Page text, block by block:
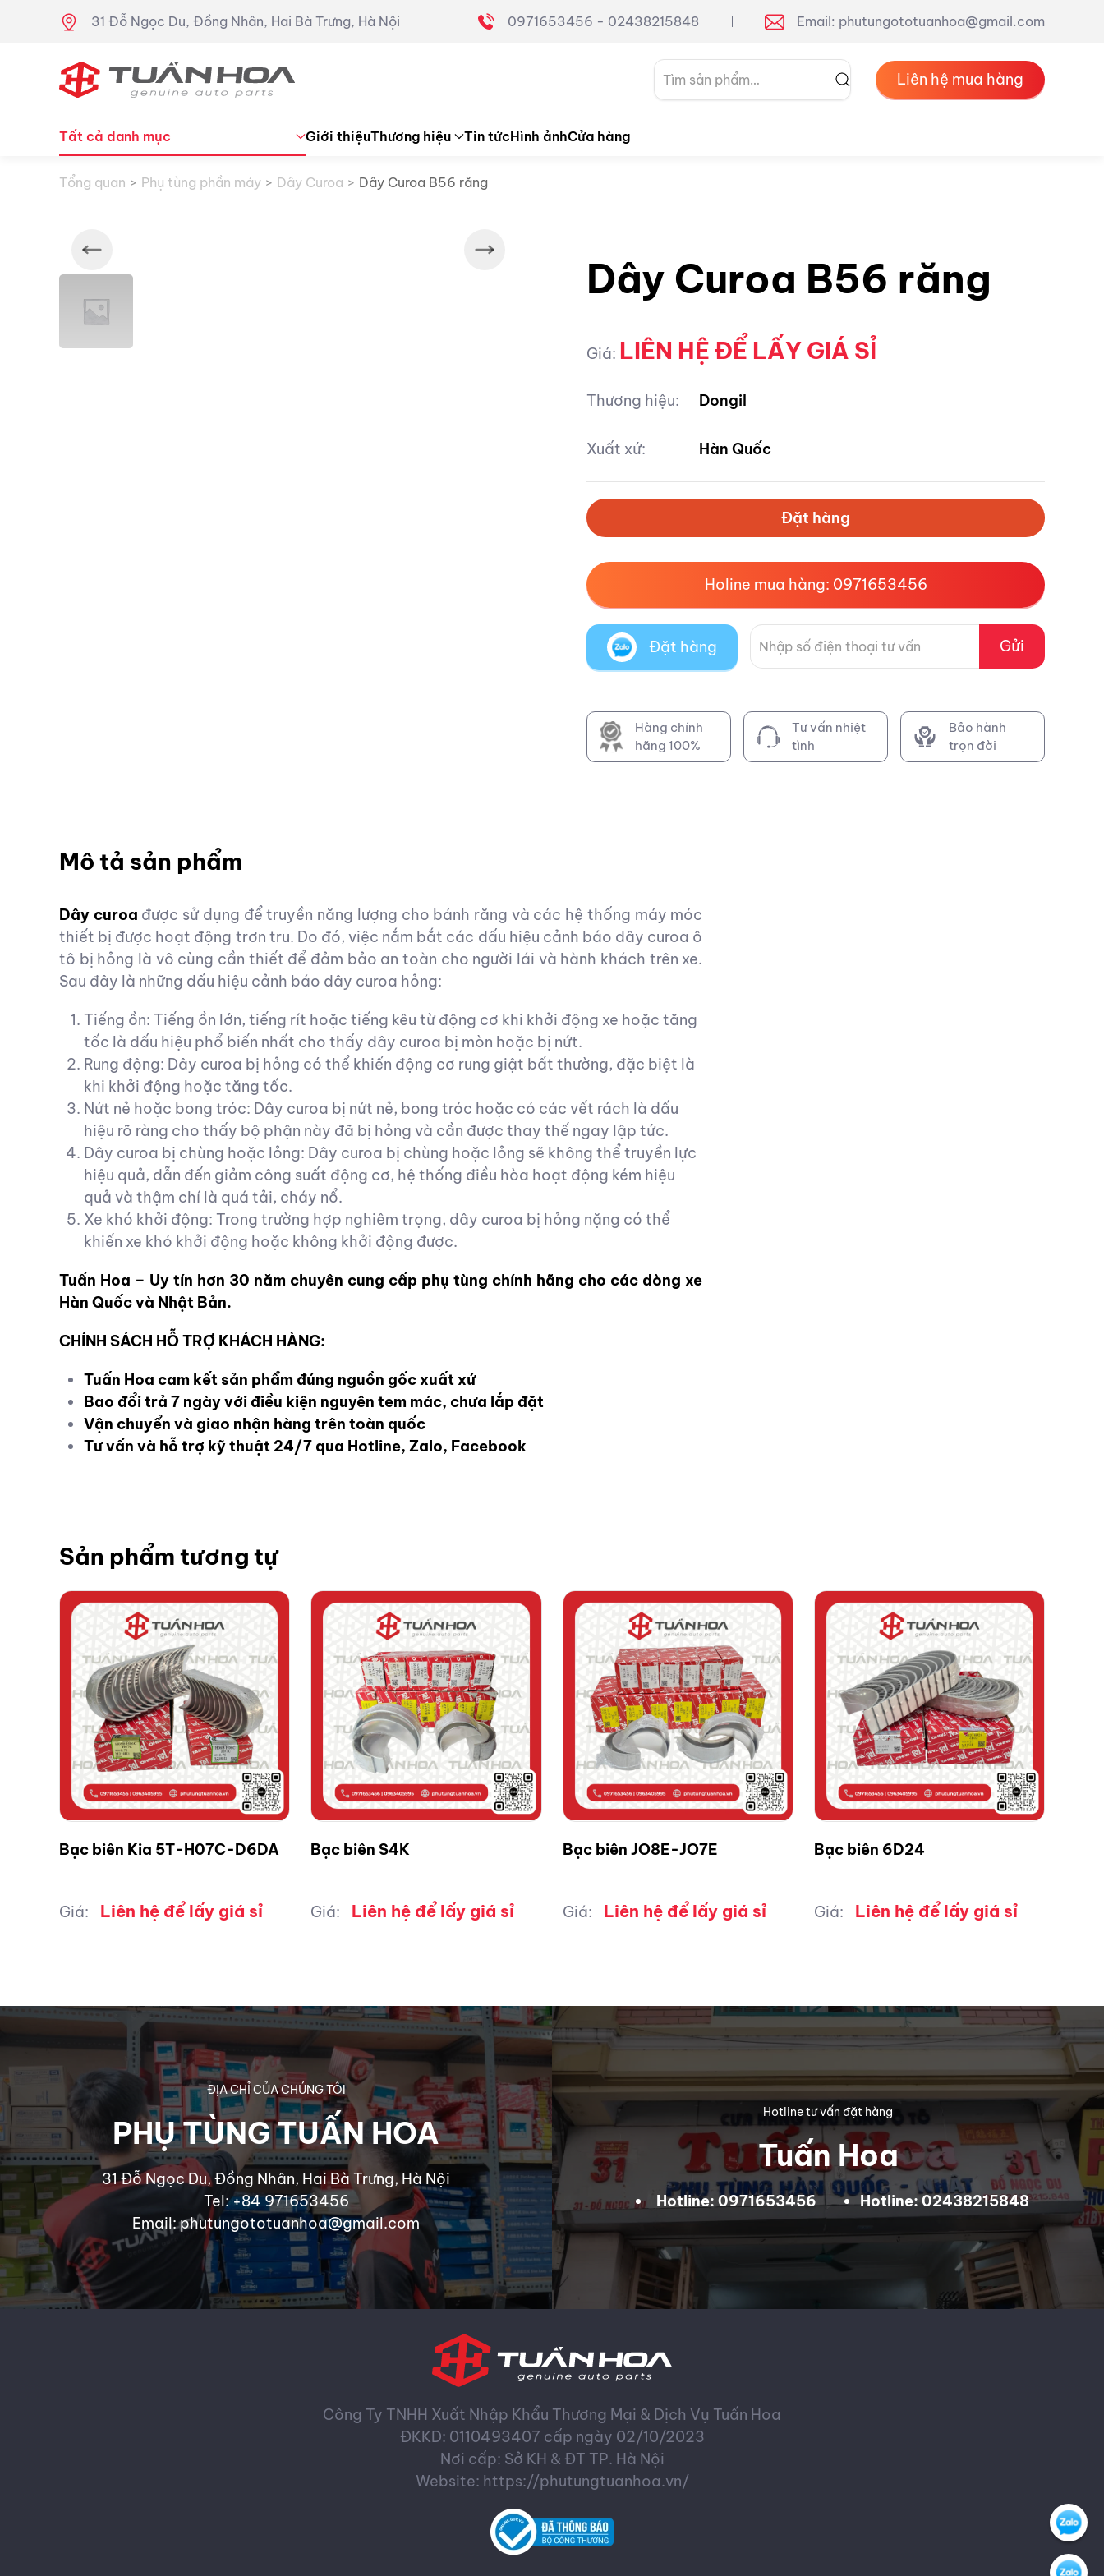
31 Đỗ Ngọc Du, Đồng Nhân, Hai Bà Trưng, Hà Nội 0971653456 - 02438215848 Email: phutungototuanhoa@gmail.com
Tìm
kiếm:
Liên hệ mua hàng
Tất cả danh mục Giới thiệuThương hiệu Tin tứcHình ảnhCửa hàng
Tổng quan Phụ tùng phần máy Dây Curoa Dây Curoa B56 răng
Dây Curoa B56 răng
Giá: LIÊN HỆ ĐỂ LẤY GIÁ SỈ
Thương hiệu: Dongil
Xuất xứ: Hàn Quốc
Đặt hàng
Holine mua hàng: 0971653456
Đặt hàng Gửi
Hàng chính
hãng 100%
Tư vấn nhiệt
tình
Bảo hành
trọn đời
Mô tả sản phẩm
Dây curoa được sử dụng để truyền năng lượng cho bánh răng và các hệ thống máy móc
thiết bị được hoạt động trơn tru. Do đó, việc nắm bắt các dấu hiệu cảnh báo dây curoa ô
tô bị hỏng là vô cùng cần thiết để đảm bảo an toàn cho người lái và hành khách trên xe.
Sau đây là những dấu hiệu cảnh báo dây curoa hỏng:
Tiếng ồn: Tiếng ồn lớn, tiếng rít hoặc tiếng kêu từ động cơ khi khởi động xe hoặc tăng
tốc là dấu hiệu phổ biến nhất cho thấy dây curoa bị mòn hoặc bị nứt.
Rung động: Dây curoa bị hỏng có thể khiến động cơ rung giật bất thường, đặc biệt là
khi khởi động hoặc tăng tốc.
Nứt nẻ hoặc bong tróc: Dây curoa bị nứt nẻ, bong tróc hoặc có các vết rách là dấu
hiệu rõ ràng cho thấy bộ phận này đã bị hỏng và cần được thay thế ngay lập tức.
Dây curoa bị chùng hoặc lỏng: Dây curoa bị chùng hoặc lỏng sẽ không thể truyền lực
hiệu quả, dẫn đến giảm công suất động cơ, hệ thống điều hòa hoạt động kém hiệu
quả và thậm chí là quá tải, cháy nổ.
Xe khó khởi động: Trong trường hợp nghiêm trọng, dây curoa bị hỏng nặng có thể
khiến xe khó khởi động hoặc không khởi động được.
Tuấn Hoa – Uy tín hơn 30 năm chuyên cung cấp phụ tùng chính hãng cho các dòng xe
Hàn Quốc và Nhật Bản.
CHÍNH SÁCH HỖ TRỢ KHÁCH HÀNG:
Tuấn Hoa cam kết sản phẩm đúng nguồn gốc xuất xứ
Bao đổi trả 7 ngày với điều kiện nguyên tem mác, chưa lắp đặt
Vận chuyển và giao nhận hàng trên toàn quốc
Tư vấn và hỗ trợ kỹ thuật 24/7 qua Hotline, Zalo, Facebook
Sản phẩm tương tự
Bạc biên Kia 5T-H07C-D6DA
Giá: Liên hệ để lấy giá sỉ
Bạc biên S4K
Giá: Liên hệ để lấy giá sỉ
Bạc biên JO8E-JO7E
Giá: Liên hệ để lấy giá sỉ
Bạc biên 6D24
Giá: Liên hệ để lấy giá sỉ
ĐỊA CHỈ CỦA CHÚNG TÔI
PHỤ TÙNG TUẤN HOA
31 Đỗ Ngọc Du, Đồng Nhân, Hai Bà Trưng, Hà Nội
Tel: +84 971653456
Email: phutungototuanhoa@gmail.com
Hotline tư vấn đặt hàng
Tuấn Hoa
Hotline: 0971653456 Hotline: 02438215848
Công Ty TNHH Xuất Nhập Khẩu Thương Mại & Dịch Vụ Tuấn Hoa
ĐKKD: 0110493407 cấp ngày 02/10/2023
Nơi cấp: Sở KH & ĐT TP. Hà Nội
Website: https://phutungtuanhoa.vn/